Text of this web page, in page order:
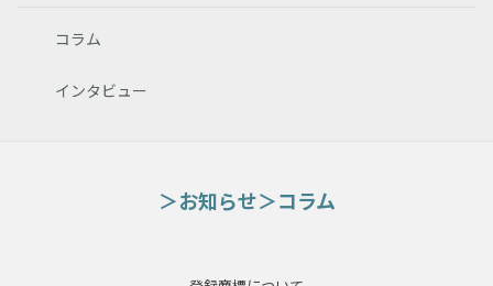
コラム
インタビュー
お知らせ コラム